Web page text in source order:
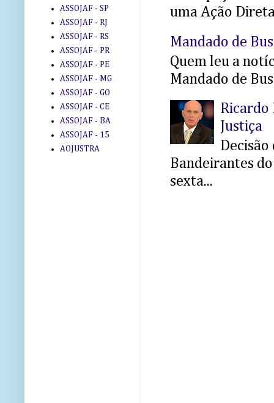
uma Ação
Mandado de
Quem leu a
Mandado de
Ricardo
Justiça
Decisão
Bandeirantes
sexta...
ASSOJAF - SP
ASSOJAF - RJ
ASSOJAF - RS
ASSOJAF - PR
ASSOJAF - PE
ASSOJAF - MG
ASSOJAF - GO
ASSOJAF - CE
ASSOJAF - BA
ASSOJAF - 15
AOJUSTRA